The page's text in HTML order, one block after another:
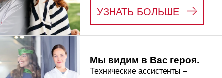
УЗНАТЬ БОЛЬШЕ LIFE
Мы видим в Вас героя.
Технические ассистенты –